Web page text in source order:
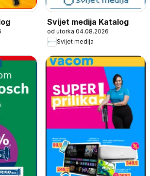
Svijet medija Katalog
od utorka 04.08.2026
Svijet medija